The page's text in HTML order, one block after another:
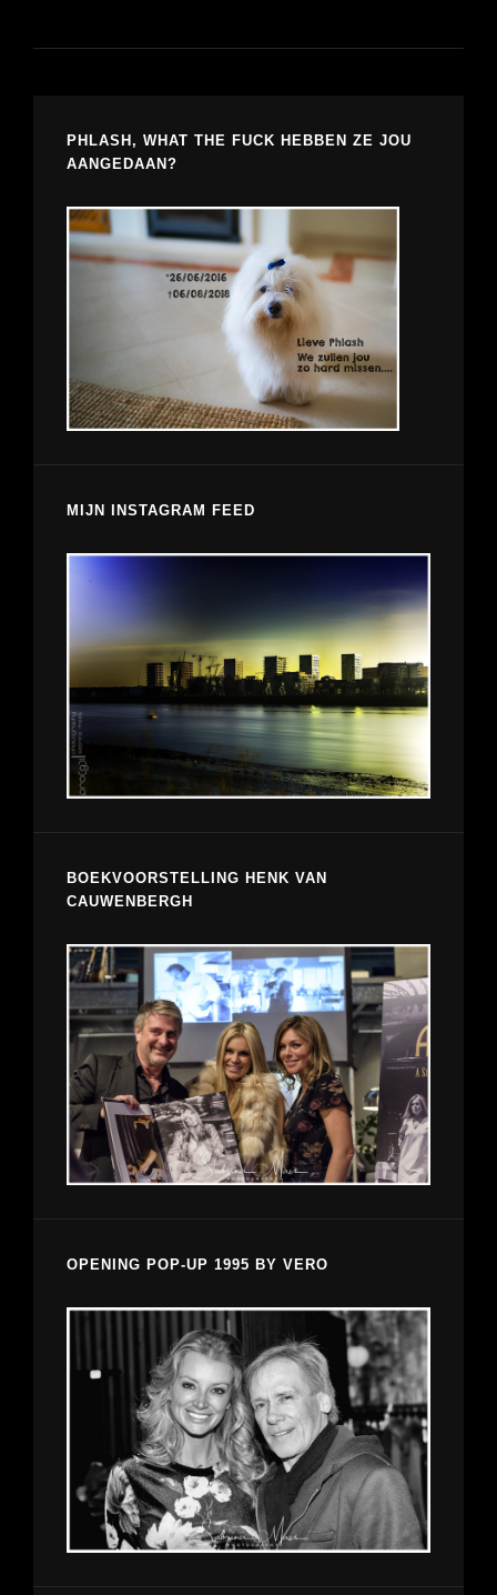
PHLASH, WHAT THE FUCK HEBBEN ZE JOU
AANGEDAAN?
MIJN INSTAGRAM FEED
BOEKVOORSTELLING HENK VAN
CAUWENBERGH
OPENING POP-UP 1995 BY VERO